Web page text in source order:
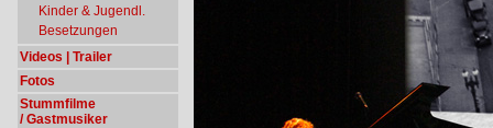
Kinder & Jugendl.
Besetzungen
Videos | Trailer
Fotos
Stummfilme
/ Gastmusiker